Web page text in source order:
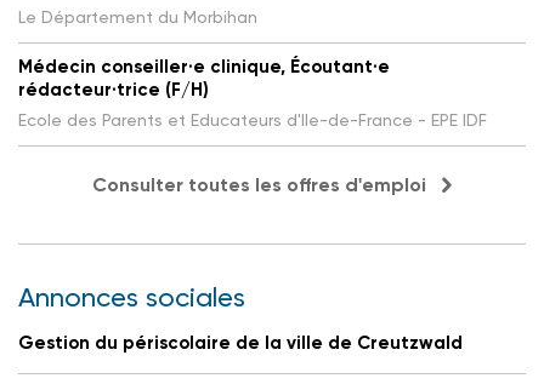
Le Département du Morbihan
Médecin conseiller·e clinique, Écoutant·e
rédacteur·trice (F/H)
Ecole des Parents et Educateurs d'Ile-de-France - EPE IDF
Consulter toutes les offres d'emploi
Annonces sociales
Gestion du périscolaire de la ville de Creutzwald